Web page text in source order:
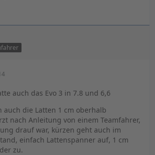
auch das Evo 3 in 7.8 und 6,6
auch die Latten 1 cm oberhalb
nach Anleitung von einem Teamfahrer,
drauf war, kürzen geht auch im
einfach Lattenspanner auf, 1 cm
zu.